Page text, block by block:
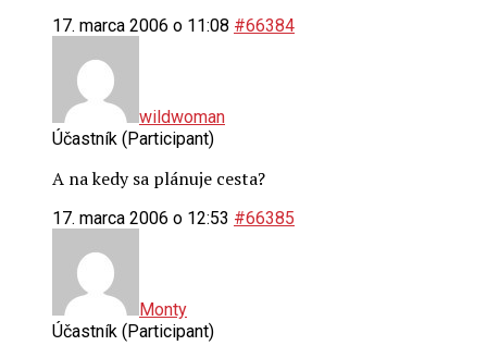
17. marca 2006 o 11:08 #66384
wildwoman
Účastník (Participant)
A na kedy sa plánuje cesta?
17. marca 2006 o 12:53 #66385
Monty
Účastník (Participant)